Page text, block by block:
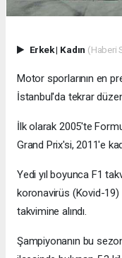
Erkek| Kadın (Haberi
Motor sporlarının en
İstanbul'da tekrar
İlk olarak 2005'te
Grand Prix'si, 2011'e
Yedi yıl boyunca F1
koronavirüs (Kovid-19)
takvimine alındı.
Şampiyonanın bu